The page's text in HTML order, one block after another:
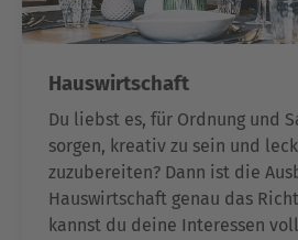
Hauswirtschaft
Du liebst es, für Ordnung und
sorgen, kreativ zu sein und
zuzubereiten? Dann ist die
Hauswirtschaft genau das
kannst du deine Interessen